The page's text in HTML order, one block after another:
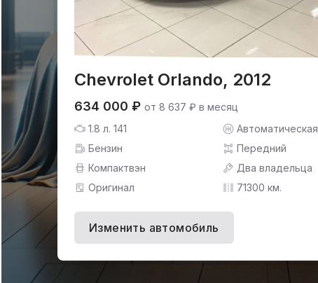
Chevrolet Orlando, 2012
634 000 ₽ от 8 637 ₽ в месяц
1.8 л. 141
Автоматическая
Бензин
Передний
Компактвэн
Два владельца
Оригинал
71300 км.
Изменить автомобиль